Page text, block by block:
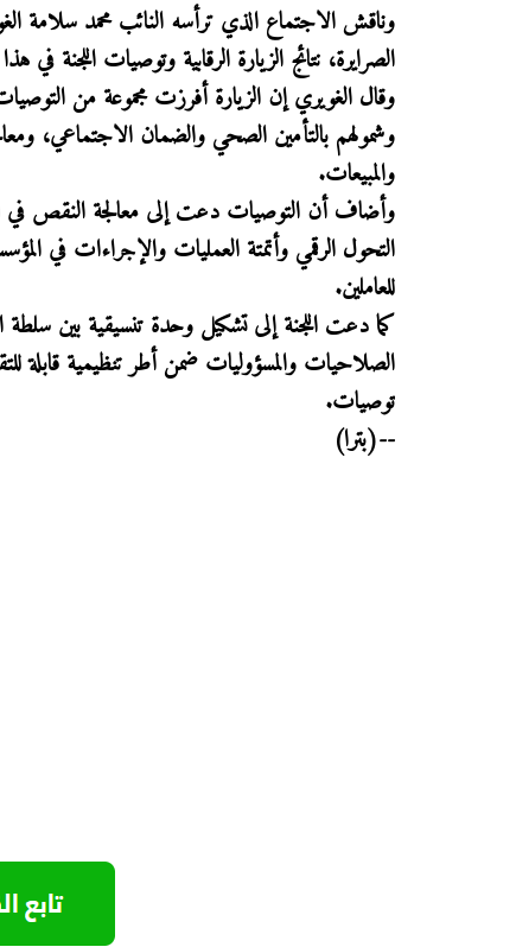
وناقش الاجتماع الذي ترأسه النائب محمد سلامة
الصرايرة، نتائج الزيارة الرقابية وتوصيات اللجنة في
وقال الغويري إن الزيارة أفرزت مجموعة من
وشمولهم بالتأمين الصحي والضمان الاجتماعي،
والمبيعات.
وأضاف أن التوصيات دعت إلى معالجة النقص في
التحول الرقمي وأتمتة العمليات والإجراءات في
للعاملين.
كما دعت اللجنة إلى تشكيل وحدة تنسيقية بين سلطة
الصلاحيات والمسؤوليات ضمن أطر تنظيمية قابلة
توصيات.
--(بترا)